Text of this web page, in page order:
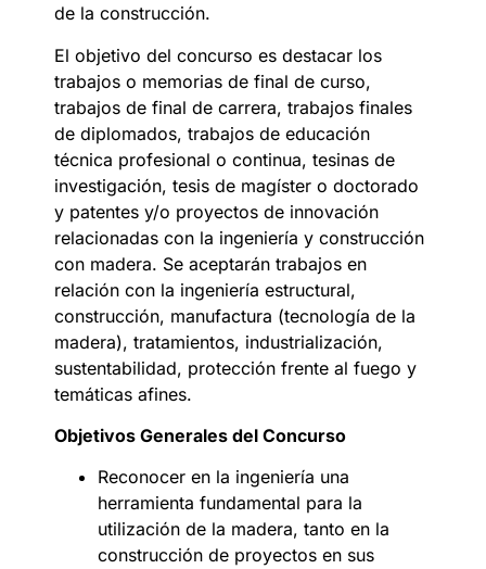
de la construcción.
El objetivo del concurso es destacar los
trabajos o memorias de final de curso,
trabajos de final de carrera, trabajos finales
de diplomados, trabajos de educación
técnica profesional o continua, tesinas de
investigación, tesis de magíster o doctorado
y patentes y/o proyectos de innovación
relacionadas con la ingeniería y construcción
con madera. Se aceptarán trabajos en
relación con la ingeniería estructural,
construcción, manufactura (tecnología de la
madera), tratamientos, industrialización,
sustentabilidad, protección frente al fuego y
temáticas afines.
Objetivos Generales del Concurso
Reconocer en la ingeniería una
herramienta fundamental para la
utilización de la madera, tanto en la
construcción de proyectos en sus